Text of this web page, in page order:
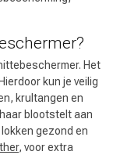
Het
kun je veilig
krultangen en
blootstelt aan
gezond en
, voor extra